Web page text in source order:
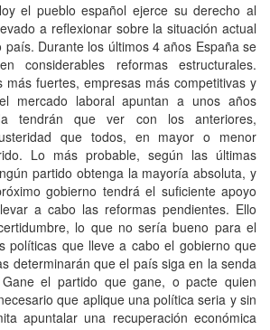
el pueblo español ejerce su derecho al
a reflexionar sobre la situación actual
Durante los últimos 4 años España se
considerables reformas estructurales.
más fuertes, empresas más competitivas y
mercado laboral apuntan a unos años
tendrán que ver con los anteriores,
que todos, en mayor o menor
Lo más probable, según las últimas
partido obtenga la mayoría absoluta, y
gobierno tendrá el suficiente apoyo
a cabo las reformas pendientes. Ello
lo que no sería bueno para el
políticas que lleve a cabo el gobierno que
determinarán que el país siga en la senda
el partido que gane, o pacte quien
que aplique una política seria y sin
apuntalar una recuperación económica